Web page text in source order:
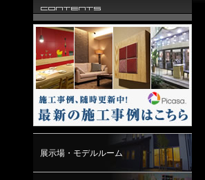
展示場・モデルルーム